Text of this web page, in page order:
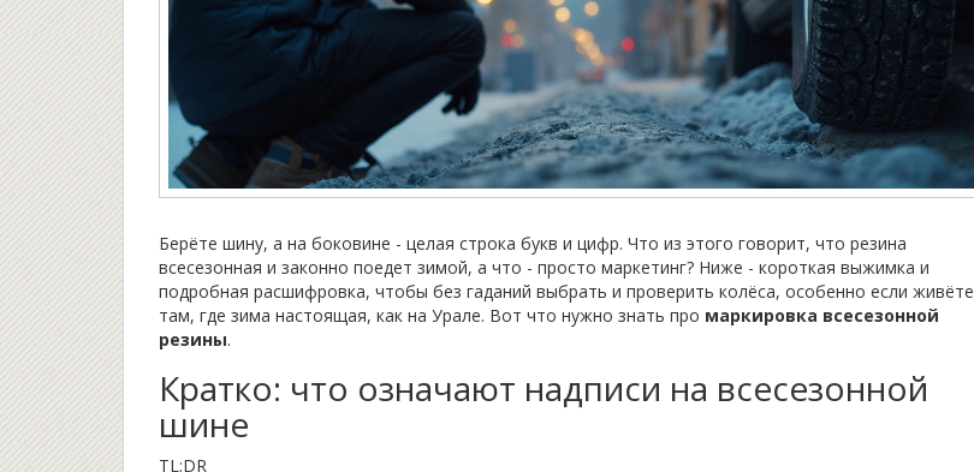
Берёте шину, а на боковине - целая строка букв и цифр. Что из этого говорит, что резина
всесезонная и законно поедет зимой, а что - просто маркетинг? Ниже - короткая выжимка и
подробная расшифровка, чтобы без гаданий выбрать и проверить колёса, особенно если живёте
там, где зима настоящая, как на Урале. Вот что нужно знать про маркировка всесезонной
резины.
Кратко: что означают надписи на всесезонной
шине
TL;DR